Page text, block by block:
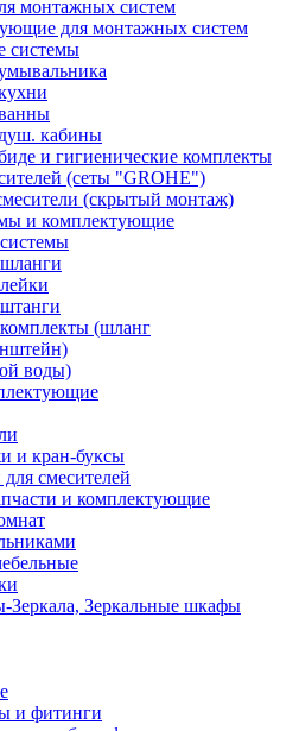
монтажных систем
для монтажных систем
системы
кабины
и гигиенические комплекты
(сеты "GROHE")
(скрытый монтаж)
и комплектующие
(шланг
воды)
и кран-буксы
смесителей
и комплектующие
Зеркала, Зеркальные шкафы
и фитинги